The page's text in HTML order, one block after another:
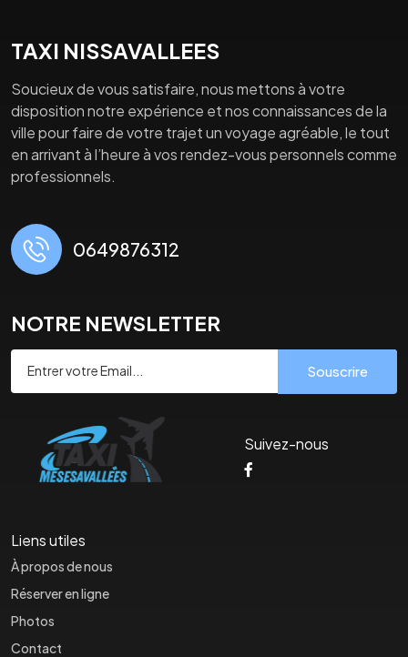
TAXI NISSAVALLEES
Soucieux de vous satisfaire, nous mettons à votre
disposition notre expérience et nos connaissances de la
ville pour faire de votre trajet un voyage agréable, le tout
en arrivant à l’heure à vos rendez-vous personnels comme
professionnels.
0649876312
NOTRE NEWSLETTER
Souscrire
Suivez-nous
Liens utiles
À propos de nous
Réserver en ligne
Photos
Contact